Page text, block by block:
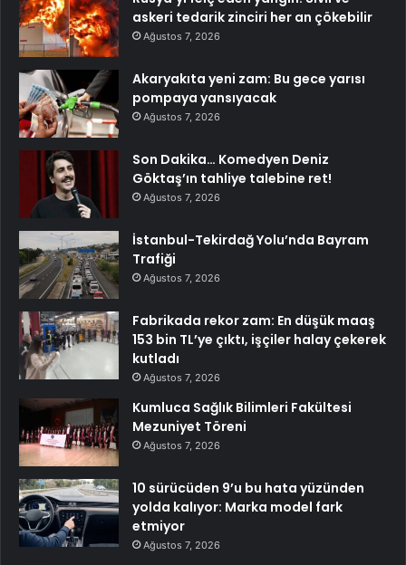
askeri tedarik zinciri her an çökebilir
Ağustos 7, 2026
Akaryakıta yeni zam: Bu gece yarısı
pompaya yansıyacak
Ağustos 7, 2026
Son Dakika… Komedyen Deniz
Göktaş’ın tahliye talebine ret!
Ağustos 7, 2026
İstanbul-Tekirdağ Yolu’nda Bayram
Trafiği
Ağustos 7, 2026
Fabrikada rekor zam: En düşük maaş
153 bin TL’ye çıktı, işçiler halay çekerek
kutladı
Ağustos 7, 2026
Kumluca Sağlık Bilimleri Fakültesi
Mezuniyet Töreni
Ağustos 7, 2026
10 sürücüden 9’u bu hata yüzünden
yolda kalıyor: Marka model fark
etmiyor
Ağustos 7, 2026